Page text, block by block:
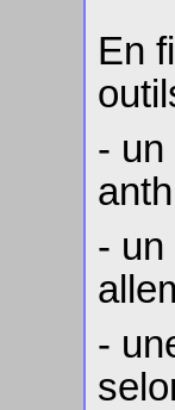
En
- un
- un
-